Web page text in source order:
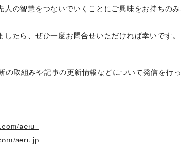
の智慧をつないでいくことにご興味をお持ちの
たら、ぜひ一度お問合せいただければ幸いです。
の取組みや記事の更新情報などについて発信を行
aeru_
aeru.jp